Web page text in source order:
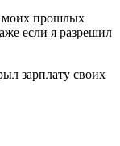
моих прошлых
если я разрешил
зарплату своих